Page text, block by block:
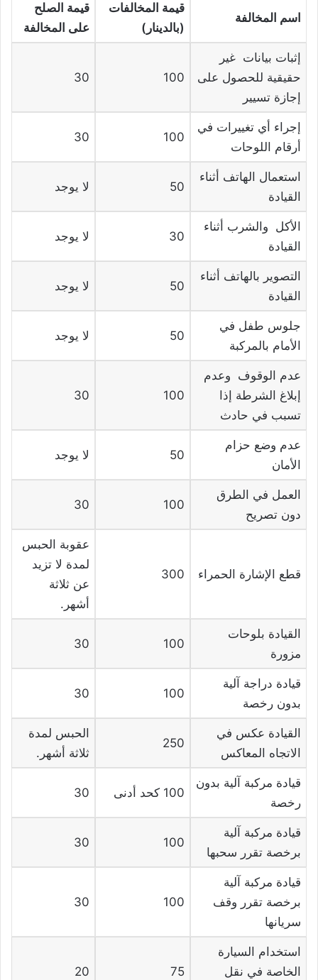
اسم المخالفة
قيمة المخالفات
(بالدينار)
قيمة الصلح
على المخالفة
إثبات بيانات غير
حقيقية للحصول على
إجازة تسيير
100
30
إجراء أي تغييرات في
أرقام اللوحات
100
30
استعمال الهاتف أثناء
القيادة
50 لا يوجد
الأكل والشرب أثناء
القيادة
30 لا يوجد
التصوير بالهاتف أثناء
القيادة
50 لا يوجد
جلوس طفل في
الأمام بالمركبة
50 لا يوجد
عدم الوقوف وعدم
إبلاغ الشرطة إذا
تسبب في حادث
100
30
عدم وضع حزام
الأمان
50 لا يوجد
العمل في الطرق
دون تصريح
100
30
قطع الإشارة الحمراء 300
عقوبة الحبس
لمدة لا تزيد
عن ثلاثة
أشهر.
القيادة بلوحات
مزورة
100
30
قيادة دراجة آلية
بدون رخصة
100
30
القيادة عكس في
الاتجاه المعاكس
250
الحبس لمدة
ثلاثة أشهر.
قيادة مركبة آلية بدون
رخصة
100 كحد أدنى 30
قيادة مركبة آلية
برخصة تقرر سحبها
100
30
قيادة مركبة آلية
برخصة تقرر وقف
سريانها
100
30
استخدام السيارة
الخاصة في نقل
75
20